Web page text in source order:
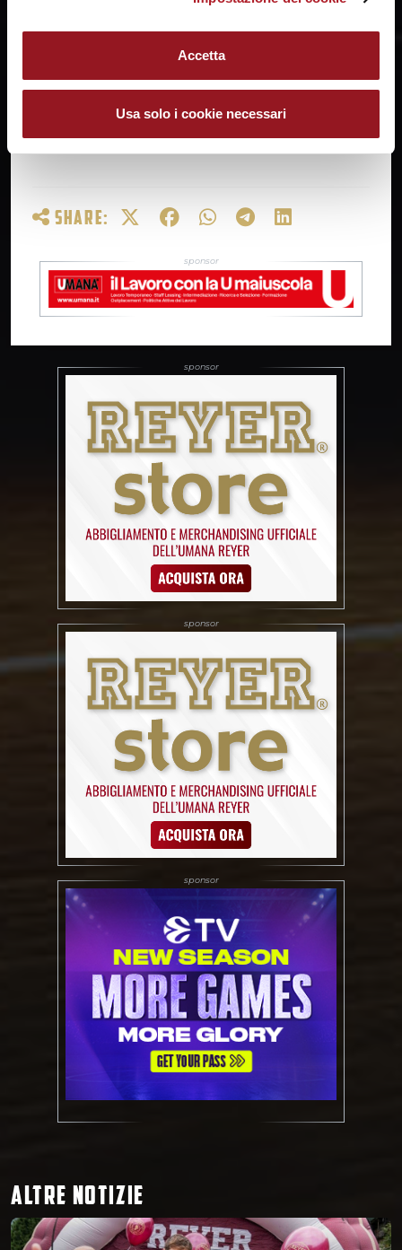
Accetta
Usa solo i cookie necessari
di tutti per poter dare il massimo per questi i
da parte di tutte le componenti, dalla
proprietà in giù, per fare un campionato da
SHARE:
ALTRE NOTIZIE